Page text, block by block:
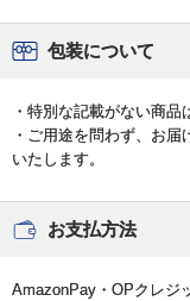
包装について
・特別な記載がない商品
・ご用途を問わず、お
いたします。
お支払方法
AmazonPay・OPクレジ